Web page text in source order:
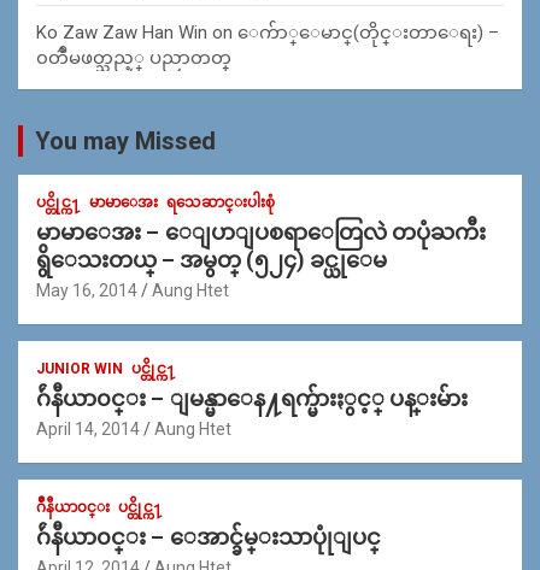
Ko Zaw Zaw Han Win on ေက်ာ္ေမာင္(တိုင္းတာေရး) –
၀တၳဳမဖတ္သည့္ ပညာတတ္
You may Missed
ပင္တိုင္က႑ မာမာေအး ရသေဆာင္းပါးစုံ
မာမာေအး – ေျပာျပစရာေတြလဲ တပုံႀကီး
ရွိေသးတယ္ – အမွတ္ (၅၂၄) ခင္ယုေမ
May 16, 2014 Aung Htet
JUNIOR WIN ပင္တိုင္က႑
ဂ်ဴနီယာ၀င္း – ျမန္မာေန႔ရက္မ်ားႏွင့္ ပန္းမ်ား
April 14, 2014 Aung Htet
ဂ်ဳနီယာ၀င္း ပင္တိုင္က႑
ဂ်ဴနီယာ၀င္း – ေအာင္ခ်မ္းသာပုုံျပင္